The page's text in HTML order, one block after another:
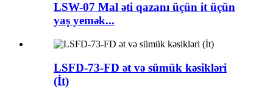
LSW-07 Mal əti qazanı üçün it üçün
yaş yemək...
LSFD-73-FD ət və sümük kəsikləri
(İt)